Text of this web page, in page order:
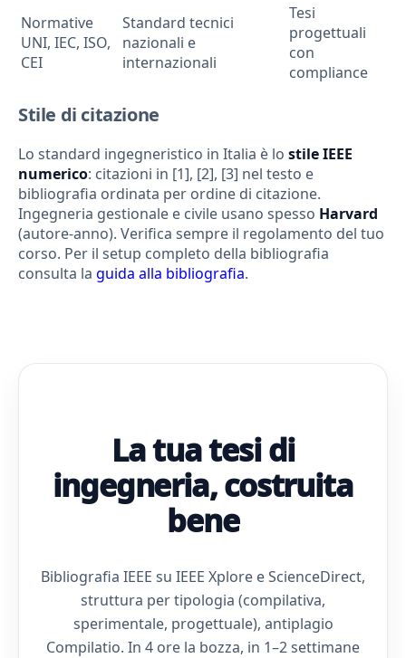
Normative
UNI, IEC, ISO,
CEI
Standard tecnici
nazionali e
internazionali
Tesi
progettuali
con
compliance
Stile di citazione
Lo standard ingegneristico in Italia è lo stile IEEE
numerico: citazioni in [1], [2], [3] nel testo e
bibliografia ordinata per ordine di citazione.
Ingegneria gestionale e civile usano spesso Harvard
(autore-anno). Verifica sempre il regolamento del tuo
corso. Per il setup completo della bibliografia
consulta la guida alla bibliografia.
La tua tesi di
ingegneria, costruita
bene
Bibliografia IEEE su IEEE Xplore e ScienceDirect,
struttura per tipologia (compilativa,
sperimentale, progettuale), antiplagio
Compilatio. In 4 ore la bozza, in 1–2 settimane